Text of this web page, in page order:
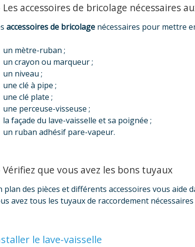
Les accessoires de bricolage nécessaires
accessoires de bricolage nécessaires pour mettre
un mètre-ruban ;
un crayon ou marqueur ;
un niveau ;
une clé à pipe ;
une clé plate ;
une perceuse-visseuse ;
la façade du lave-vaisselle et sa poignée ;
un ruban adhésif pare-vapeur.
Vérifiez que vous avez les bons tuyaux
plan des pièces et différents accessoires vous aide
avez tous les tuyaux de raccordement nécessaires
le lave-vaisselle